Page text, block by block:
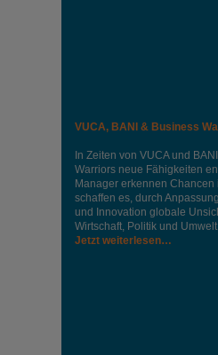
VUCA, BANI & Business
In Zeiten von VUCA und
Warriors neue Fähigkeiten
Manager erkennen Chancen
schaffen es, durch
und Innovation globale
Wirtschaft, Politik und
Jetzt weiterlesen…